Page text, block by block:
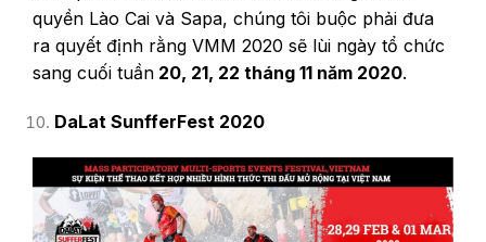
quyền Lào Cai và Sapa, chúng tôi buộc phải đưa
ra quyết định rằng VMM 2020 sẽ lùi ngày tổ chức
sang cuối tuần 20, 21, 22 tháng 11 năm 2020.
DaLat SunfferFest 2020